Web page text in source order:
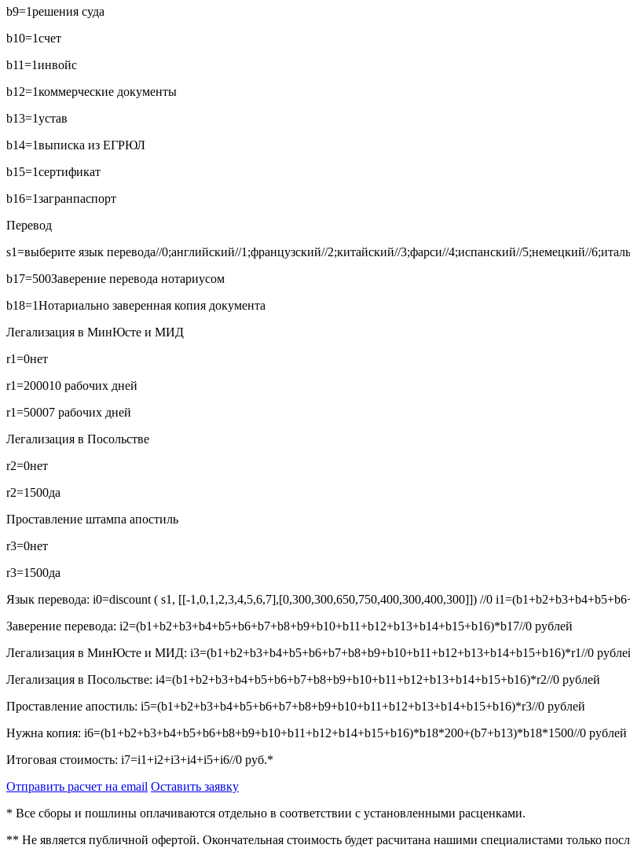
b9=1решения суда
b10=1счет
b11=1инвойс
b12=1коммерческие документы
b13=1устав
b14=1выписка из ЕГРЮЛ
b15=1сертификат
b16=1загранпаспорт
Перевод
s1=выберите язык перевода//0;английский//1;французский//2;китайский//3;фарси//4;испанский//5;немецкий//
b17=500Заверение перевода нотариусом
b18=1Нотариально заверенная копия документа
Легализация в МинЮсте и МИД
r1=0нет
r1=200010 рабочих дней
r1=50007 рабочих дней
Легализация в Посольстве
r2=0нет
r2=1500да
Проставление штампа апостиль
r3=0нет
r3=1500да
Язык перевода: i0=discount ( s1, [[-1,0,1,2,3,4,5,6,7],[0,300,300,650,750,400,300,400,300]]) //0
Заверение перевода: i2=(b1+b2+b3+b4+b5+b6+b7+b8+b9+b10+b11+b12+b13+b14+b15+b16)*b17//0 рублей
Легализация в МинЮсте и МИД: i3=(b1+b2+b3+b4+b5+b6+b7+b8+b9+b10+b11+b12+b13+b14+b15+b16)*r1//0
Легализация в Посольстве: i4=(b1+b2+b3+b4+b5+b6+b7+b8+b9+b10+b11+b12+b13+b14+b15+b16)*r2//0 рублей
Проставление апостиль: i5=(b1+b2+b3+b4+b5+b6+b7+b8+b9+b10+b11+b12+b13+b14+b15+b16)*r3//0 рублей
Нужна копия: i6=(b1+b2+b3+b4+b5+b6+b8+b9+b10+b11+b12+b14+b15+b16)*b18*200+(b7+b13)*b18*1500//0 рублей
Итоговая стоимость: i7=i1+i2+i3+i4+i5+i6//0 руб.*
Отправить расчет на email Оставить заявку
* Все сборы и пошлины оплачиваются отдельно в соответствии с установленными расценками.
** Не является публичной офертой. Окончательная стоимость будет расчитана нашими специалистами только